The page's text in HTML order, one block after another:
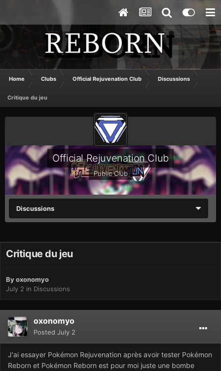
Home Clubs Official Rejuvenation Club Discussions
Critique du jeu
Official Rejuvenation Club
Public Club
Discussions
Critique du jeu
Byoxonomyo
July 2 in Discussions
oxonomyo
Posted July 2
J'ai essayer Pokémon Rejuvenation après avoir tester Pokémon
Reborn et Pokémon Reborn est pour moi juste une bombe